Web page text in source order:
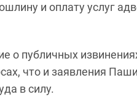
и оплату услуг
о публичных
что и заявления
в силу.